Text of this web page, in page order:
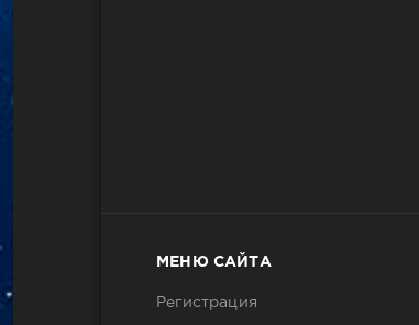
МЕНЮ САЙТА
Регистрация